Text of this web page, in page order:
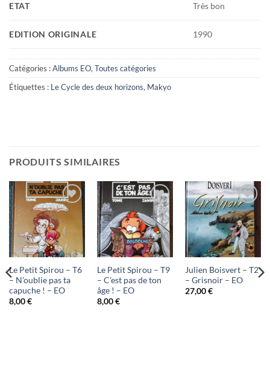
ETAT Très bon
EDITION ORIGINALE 1990
Catégories :Albums EO,Toutes catégories
Étiquettes : Le Cycle des deux horizons, Makyo
PRODUITS SIMILAIRES
Ajouter
à ma
liste
Le Petit Spirou – T6
– N’oublie pas ta
capuche ! – EO
8,00€
Ajouter
à ma
liste
Le Petit Spirou – T9
– C’est pas de ton
âge ! – EO
8,00€
Ajouter
à ma
liste
Julien Boisvert – T2
– Grisnoir – EO
27,00€